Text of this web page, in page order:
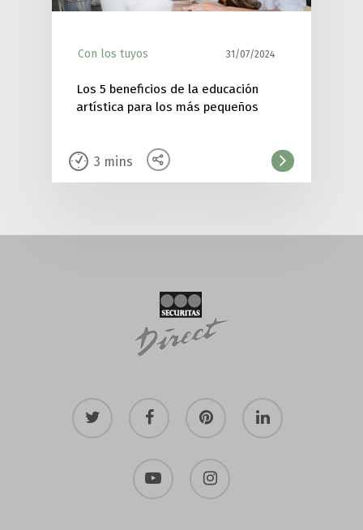
Con los tuyos 31/07/2024
Los 5 beneficios de la educación
artística para los más pequeños
3 mins
twitter facebook pinterest linkedin
youtube instagram